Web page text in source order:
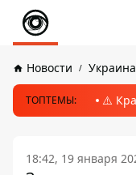
Новости Украина
ТОПТЕМЫ: ⚠️
18:42, 19 января